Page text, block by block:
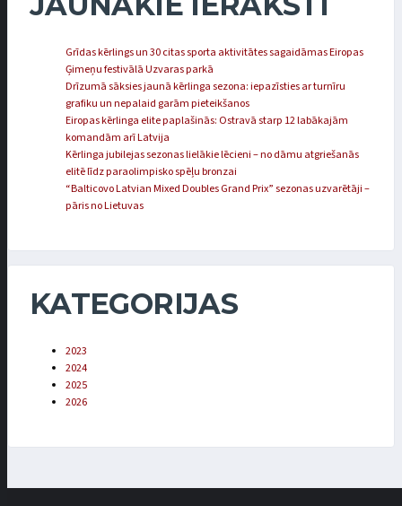
Grīdas kērlings un 30 citas sporta aktivitātes sagaidāmas Eiropas
Ģimeņu festivālā Uzvaras parkā
Drīzumā sāksies jaunā kērlinga sezona: iepazīsties ar turnīru
grafiku un nepalaid garām pieteikšanos
Eiropas kērlinga elite paplašinās: Ostravā starp 12 labākajām
komandām arī Latvija
Kērlinga jubilejas sezonas lielākie lēcieni – no dāmu atgriešanās
elitē līdz paraolimpisko spēļu bronzai
“Balticovo Latvian Mixed Doubles Grand Prix” sezonas uzvarētāji –
pāris no Lietuvas
KATEGORIJAS
2023
2024
2025
2026